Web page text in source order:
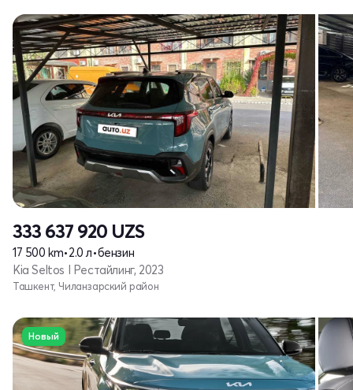
333 637 920 UZS
17 500 km•2.0 л•бензин
Kia Seltos I Рестайлинг, 2023
Ташкент, Чиланзарский район
Новый